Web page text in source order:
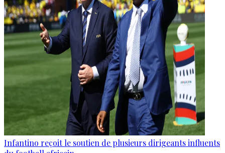
Infantino reçoit le soutien de plusieurs dirigeants influents